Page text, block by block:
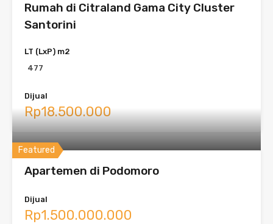
Rumah di Citraland Gama City Cluster
Santorini
LT (LxP) m2
477
Dijual
Rp18.500.000
Featured
Apartemen di Podomoro
Dijual
Rp1.500.000.000